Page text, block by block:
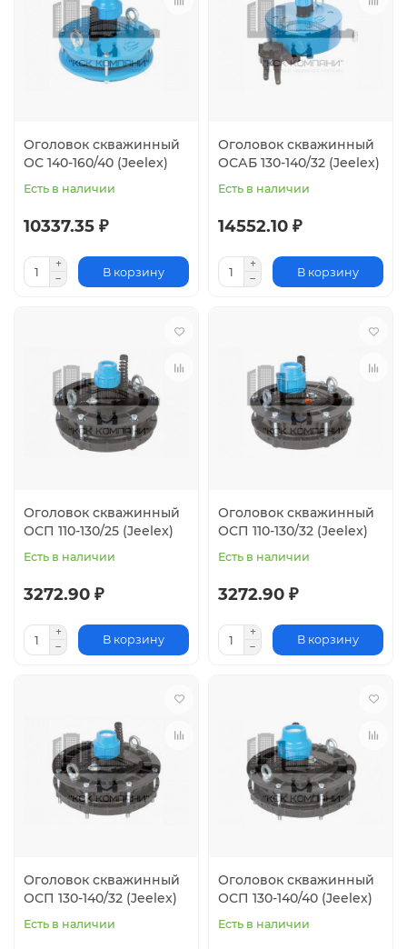
Оголовок скважинный
ОС 140-160/40 (Jeelex)
Есть в наличии
10337.35 ₽
В корзину
Оголовок скважинный
ОСАБ 130-140/32 (Jeelex)
Есть в наличии
14552.10 ₽
В корзину
Оголовок скважинный
ОСП 110-130/25 (Jeelex)
Есть в наличии
3272.90 ₽
В корзину
Оголовок скважинный
ОСП 110-130/32 (Jeelex)
Есть в наличии
3272.90 ₽
В корзину
Оголовок скважинный
ОСП 130-140/32 (Jeelex)
Есть в наличии
Оголовок скважинный
ОСП 130-140/40 (Jeelex)
Есть в наличии